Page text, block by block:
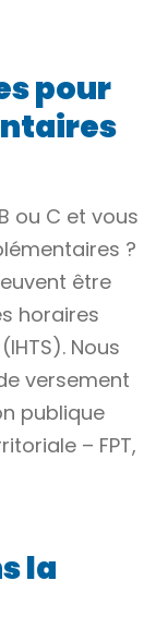
pour
ou C et vous
?
être
horaires
Nous
versement
publique
– FPT,
la